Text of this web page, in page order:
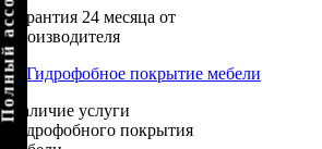
Гарантия 24 месяца от
производителя
Наличие услуги
гидрофобного покрытия